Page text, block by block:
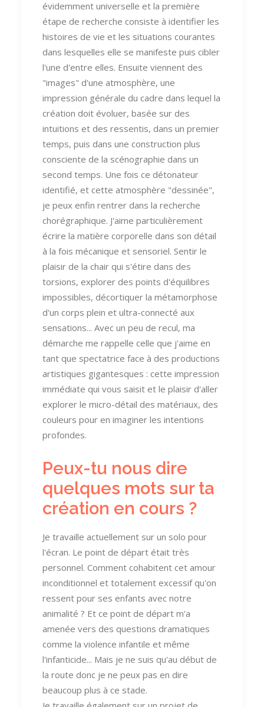
évidemment universelle et la première
étape de recherche consiste à identifier les
histoires de vie et les situations courantes
dans lesquelles elle se manifeste puis cibler
l'une d'entre elles. Ensuite viennent des
"images" d'une atmosphère, une
impression générale du cadre dans lequel la
création doit évoluer, basée sur des
intuitions et des ressentis, dans un premier
temps, puis dans une construction plus
consciente de la scénographie dans un
second temps. Une fois ce détonateur
identifié, et cette atmosphère "dessinée",
je peux enfin rentrer dans la recherche
chorégraphique. J'aime particulièrement
écrire la matière corporelle dans son détail
à la fois mécanique et sensoriel. Sentir le
plaisir de la chair qui s'étire dans des
torsions, explorer des points d'équilibres
impossibles, décortiquer la métamorphose
d'un corps plein et ultra-connecté aux
sensations... Avec un peu de recul, ma
démarche me rappelle celle que j'aime en
tant que spectatrice face à des productions
artistiques gigantesques : cette impression
immédiate qui vous saisit et le plaisir d'aller
explorer le micro-détail des matériaux, des
couleurs pour en imaginer les intentions
profondes.
Peux-tu nous dire
quelques mots sur ta
création en cours ?
Je travaille actuellement sur un solo pour
l'écran. Le point de départ était très
personnel. Comment cohabitent cet amour
inconditionnel et totalement excessif qu'on
ressent pour ses enfants avec notre
animalité ? Et ce point de départ m'a
amenée vers des questions dramatiques
comme la violence infantile et même
l'infanticide... Mais je ne suis qu'au début de
la route donc je ne peux pas en dire
beaucoup plus à ce stade.